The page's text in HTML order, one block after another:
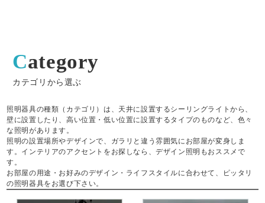
Category
カテゴリから選ぶ
照明器具の種類（カテゴリ）は、天井に設置するシーリングライトから、
壁に設置したり、高い位置・低い位置に設置するタイプのものなど、色々
な照明があります。
照明の設置場所やデザインで、ガラリと違う雰囲気にお部屋が変身しま
す。インテリアのアクセントをお探しなら、デザイン照明もおススメで
す。
お部屋の用途・お好みのデザイン・ライフスタイルに合わせて、ピッタリ
の照明器具をお選び下さい。